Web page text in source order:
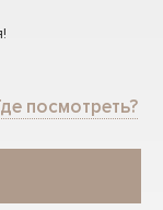
посмотреть?